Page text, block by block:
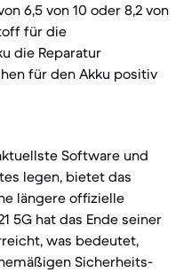
6,5 von 10 oder 8,2 von
für die
die Reparatur
für den Akku positiv
Software und
legen, bietet das
längere offizielle
5G hat das Ende seiner
was bedeutet,
Sicherheits-